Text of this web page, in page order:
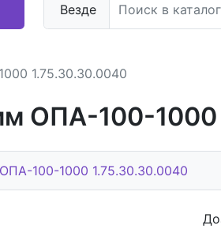
Везде
1.75.30.30.0040
ОПА-100-1000
100-1000 1.75.30.30.0040